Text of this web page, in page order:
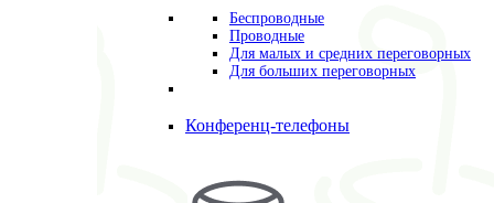
Беспроводные
Проводные
Для малых и средних переговорных
Для больших переговорных
Конференц-телефоны